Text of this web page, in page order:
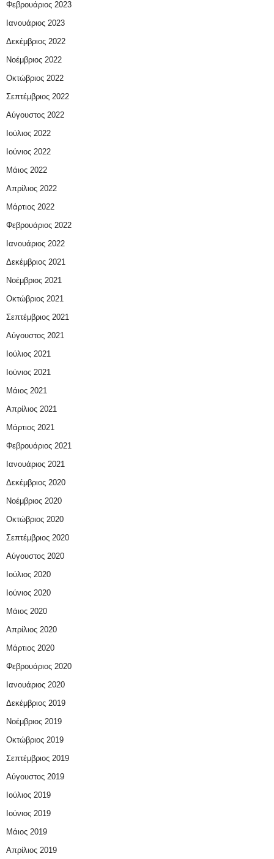
Φεβρουάριος 2023
Ιανουάριος 2023
Δεκέμβριος 2022
Νοέμβριος 2022
Οκτώβριος 2022
Σεπτέμβριος 2022
Αύγουστος 2022
Ιούλιος 2022
Ιούνιος 2022
Μάιος 2022
Απρίλιος 2022
Μάρτιος 2022
Φεβρουάριος 2022
Ιανουάριος 2022
Δεκέμβριος 2021
Νοέμβριος 2021
Οκτώβριος 2021
Σεπτέμβριος 2021
Αύγουστος 2021
Ιούλιος 2021
Ιούνιος 2021
Μάιος 2021
Απρίλιος 2021
Μάρτιος 2021
Φεβρουάριος 2021
Ιανουάριος 2021
Δεκέμβριος 2020
Νοέμβριος 2020
Οκτώβριος 2020
Σεπτέμβριος 2020
Αύγουστος 2020
Ιούλιος 2020
Ιούνιος 2020
Μάιος 2020
Απρίλιος 2020
Μάρτιος 2020
Φεβρουάριος 2020
Ιανουάριος 2020
Δεκέμβριος 2019
Νοέμβριος 2019
Οκτώβριος 2019
Σεπτέμβριος 2019
Αύγουστος 2019
Ιούλιος 2019
Ιούνιος 2019
Μάιος 2019
Απρίλιος 2019